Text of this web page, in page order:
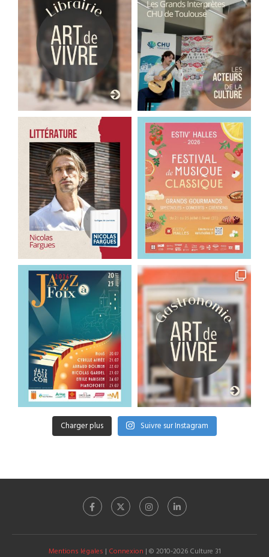
Charger plus Suivre sur Instagram
Mentions légales | Connexion | © 2010-2026 Culture 31